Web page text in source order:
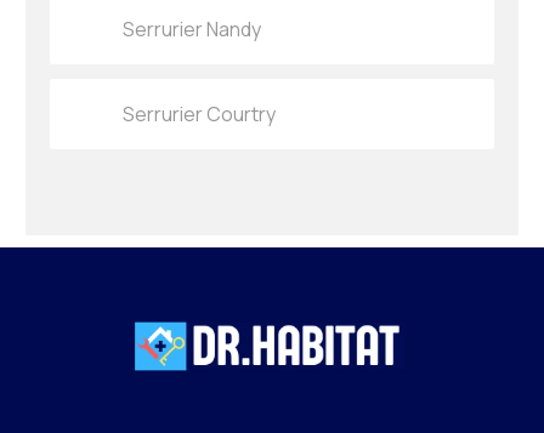
Serrurier Nandy
Serrurier Courtry